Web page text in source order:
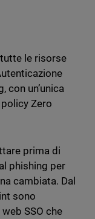
le risorse
con un’unica
policy Zero
prima di
phishing per
cambiata. Dal
sono
SSO che